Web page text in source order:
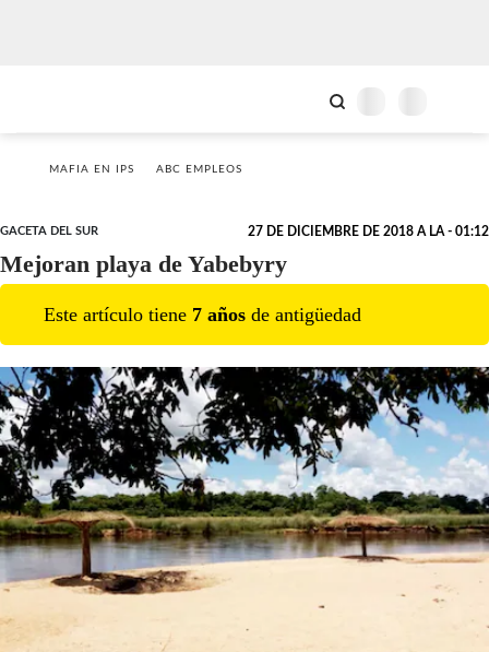
MAFIA EN IPS ABC EMPLEOS
GACETA DEL SUR 27 DE DICIEMBRE DE 2018 A LA - 01:12
Mejoran playa de Yabebyry
Este artículo tiene 7 años de antigüedad